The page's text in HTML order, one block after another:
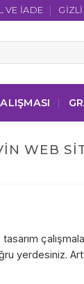
VE İADE
WEB
yerdesiniz.